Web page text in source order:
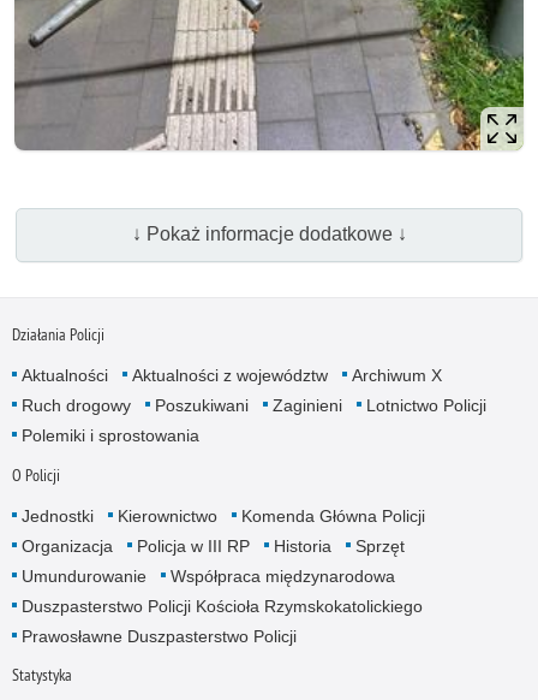
↓ Pokaż informacje dodatkowe ↓
Działania Policji
Aktualności Aktualności z województw
Archiwum X
Ruch drogowy
Poszukiwani Zaginieni
Lotnictwo Policji
Polemiki i sprostowania
O Policji
Jednostki Kierownictwo
Komenda Główna Policji
Organizacja
Policja w III RP Historia
Sprzęt
Umundurowanie
Współpraca międzynarodowa
Duszpasterstwo Policji Kościoła Rzymskokatolickiego
Prawosławne Duszpasterstwo Policji
Statystyka